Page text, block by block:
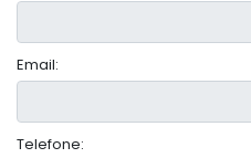
Email:
Telefone: